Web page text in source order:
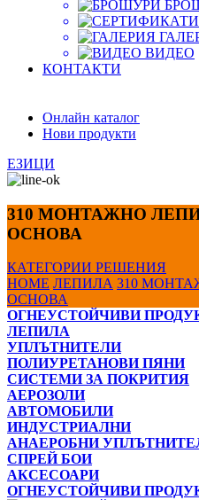
ВИДЕО
КОНТАКТИ
Онлайн каталог
Нови продукти
ЕЗИЦИ
310 МОНТАЖНО
ОСНОВА
КАТЕГОРИИ РЕШЕНИЯ
HOME ЛЕПИЛА 310
ОСНОВА
ОГНЕУСТОЙЧИВИ
ЛЕПИЛА
УПЛЪТНИТЕЛИ
ПОЛИУРЕТАНОВИ ПЯНИ
СИСТЕМИ ЗА ПОКРИТИЯ
АЕРОЗОЛИ
АВТОМОБИЛИ
ИНДУСТРИАЛНИ
АНАЕРОБНИ
СПРЕЙ БОИ
АКСЕСОАРИ
ОГНЕУСТОЙЧИВИ